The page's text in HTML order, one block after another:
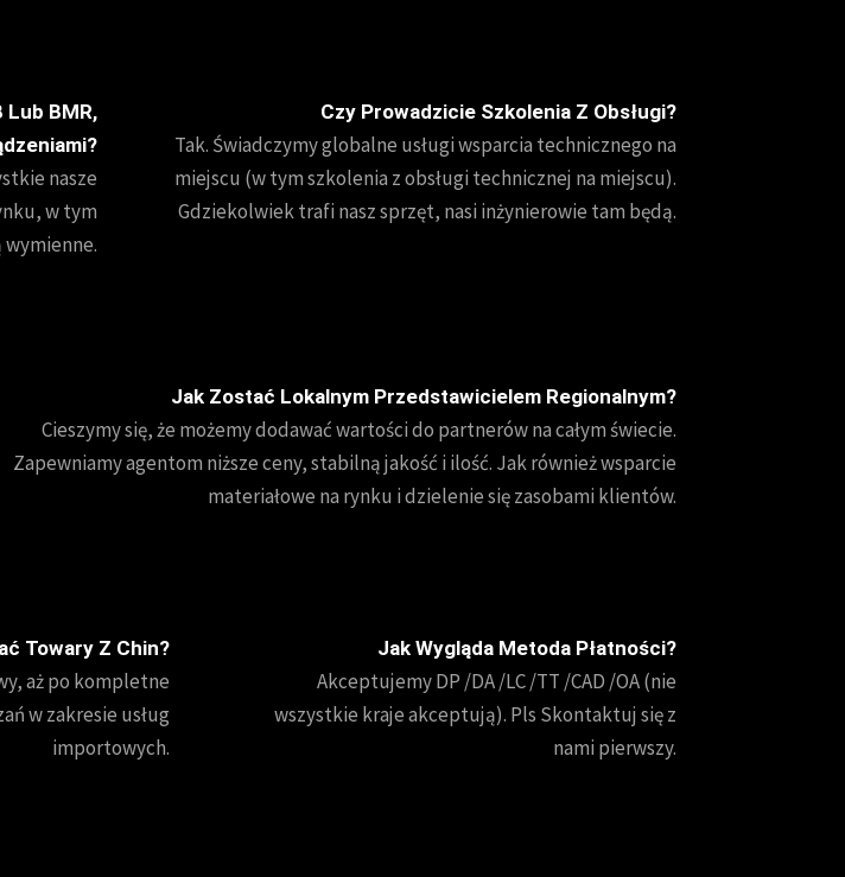
Lub BMR,
nasze
w tym
Czy Prowadzicie Szkolenia Z Obsługi?
Tak. Świadczymy globalne usługi wsparcia technicznego na
miejscu (w tym szkolenia z obsługi technicznej na miejscu).
Gdziekolwiek trafi nasz sprzęt, nasi inżynierowie tam będą.
Jak Zostać Lokalnym Przedstawicielem Regionalnym?
Cieszymy się, że możemy dodawać wartości do partnerów na całym świecie.
Zapewniamy agentom niższe ceny, stabilną jakość i ilość. Jak również wsparcie
materiałowe na rynku i dzielenie się zasobami klientów.
Towary Z Chin?
aż po kompletne
w zakresie usług
importowych.
Jak Wygląda Metoda Płatności?
Akceptujemy DP /DA /LC /TT /CAD /OA (nie
wszystkie kraje akceptują). Pls Skontaktuj się z
nami pierwszy.